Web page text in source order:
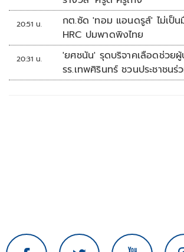
20:51 น.
กต.ซัด 'ทอม แอนดรูส์' ไม่เป็
HRC ปมพาดพิงไทย
20:31 น.
'ยศชนัน' รุดบริจาคเลือดช่วยผู้
รร.เทพศิรินทร์ ชวนประชาชนร่